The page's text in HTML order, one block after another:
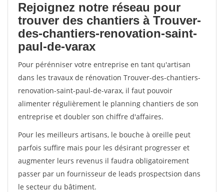
Rejoignez notre réseau pour
trouver des chantiers à Trouver-
des-chantiers-renovation-saint-
paul-de-varax
Pour pérénniser votre entreprise en tant qu'artisan
dans les travaux de rénovation Trouver-des-chantiers-
renovation-saint-paul-de-varax, il faut pouvoir
alimenter régulièrement le planning chantiers de son
entreprise et doubler son chiffre d'affaires.
Pour les meilleurs artisans, le bouche à oreille peut
parfois suffire mais pour les désirant progresser et
augmenter leurs revenus il faudra obligatoirement
passer par un fournisseur de leads prospectsion dans
le secteur du bâtiment.